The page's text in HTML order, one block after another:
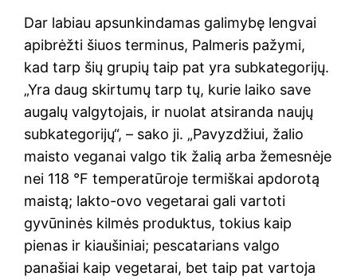
Dar labiau apsunkindamas galimybę lengvai
apibrėžti šiuos terminus, Palmeris pažymi,
kad tarp šių grupių taip pat yra subkategorijų.
„Yra daug skirtumų tarp tų, kurie laiko save
augalų valgytojais, ir nuolat atsiranda naujų
subkategorijų“, – sako ji. „Pavyzdžiui, žalio
maisto veganai valgo tik žalią arba žemesnėje
nei 118 °F temperatūroje termiškai apdorotą
maistą; lakto-ovo vegetarai gali vartoti
gyvūninės kilmės produktus, tokius kaip
pienas ir kiaušiniai; pescatarians valgo
panašiai kaip vegetarai, bet taip pat vartoja